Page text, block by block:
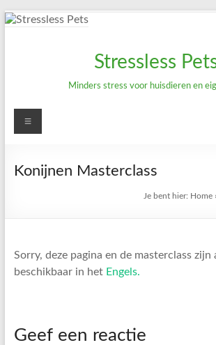
Ga
Stressless
Minders stress voor huisdieren en
Menu
Konijnen Masterclass
Je bent hier: Home
Sorry, deze pagina en de masterclass zijn
beschikbaar in het Engels.
Geef een reactie